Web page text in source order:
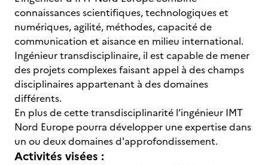
connaissances scientifiques, technologiques et
numériques, agilité, méthodes, capacité de
communication et aisance en milieu international.
Ingénieur transdisciplinaire, il est capable de mener
des projets complexes faisant appel à des champs
disciplinaires appartenant à des domaines
différents.
En plus de cette transdisciplinarité l’ingénieur IMT
Nord Europe pourra développer une expertise dans
un ou deux domaines d'approfondissement.
Activités visées :